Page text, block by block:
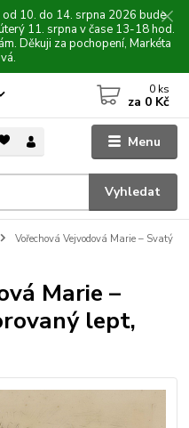
od 10. do 14. srpna 2026 bude
11. srpna v čase 13-18 hod.
Děkuji za pochopení, Markéta
Menu
Vyhledat
0 ks
za 0 Kč
Vořechová Vejvodová Marie – Svatý
Marie –
lept,